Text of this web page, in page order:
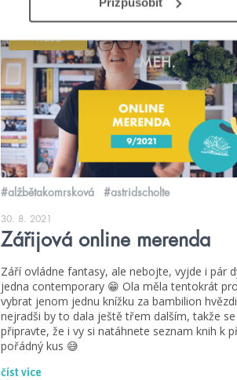
videa
#alžbětakomrsková #astridscholte
30. 8. 2021
Zářijová online merenda
Září ovládne fantasy, ale nebojte, vyjde i pár
jedna contemporary 😁 Ola měla tentokrát
vybrat jenom jednu knížku za bambilion
nejradši by to dala ještě třem dalším, takže se
připravte, že i vy si natáhnete seznam knih k
pořádný kus 😅
číst více